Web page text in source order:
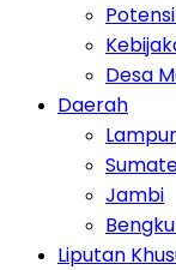
Desa
Daerah
Jambi
Liputan